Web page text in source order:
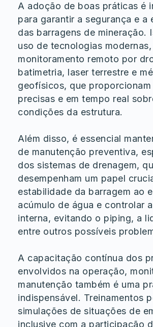
A adoção de boas práticas é
para garantir a segurança e a
das barragens de mineração.
uso de tecnologias
monitoramento remoto por
batimetria, laser terrestre e
geofísicos, que
precisas e em tempo real
condições da estrutura.
Além disso, é essencial
de manutenção preventiva,
dos sistemas de drenagem,
desempenham um papel
estabilidade da barragem ao
acúmulo de água e controlar
interna, evitando o piping, a
entre outros possíveis
A capacitação contínua dos
envolvidos na operação,
manutenção também é uma
indispensável. Treinamentos
simulações de situações de
inclusive com a participação